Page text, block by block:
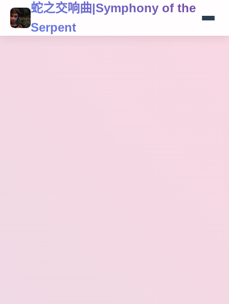
蛇之交响曲|Symphony of the
Serpent